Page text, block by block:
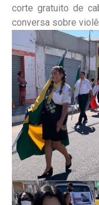
corte gratuito de
conversa sobre